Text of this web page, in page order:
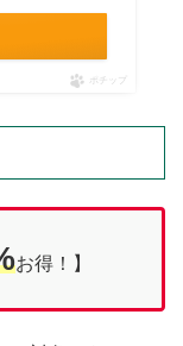
ポチップ
お得！】